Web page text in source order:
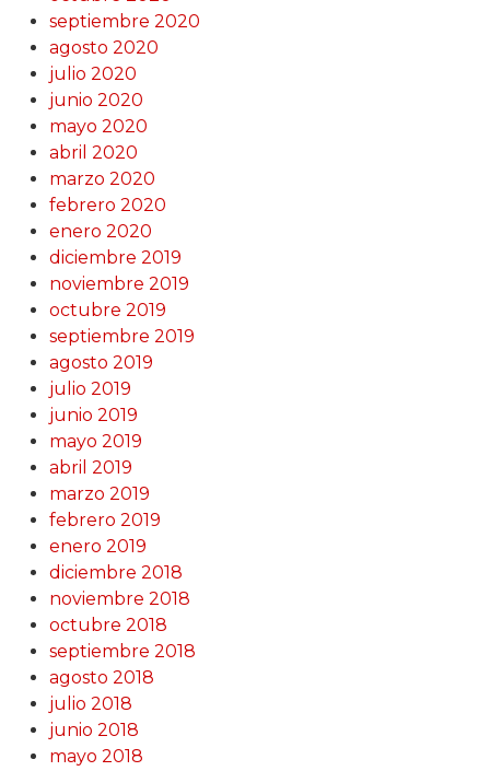
septiembre 2020
agosto 2020
julio 2020
junio 2020
mayo 2020
abril 2020
marzo 2020
febrero 2020
enero 2020
diciembre 2019
noviembre 2019
octubre 2019
septiembre 2019
agosto 2019
julio 2019
junio 2019
mayo 2019
abril 2019
marzo 2019
febrero 2019
enero 2019
diciembre 2018
noviembre 2018
octubre 2018
septiembre 2018
agosto 2018
julio 2018
junio 2018
mayo 2018